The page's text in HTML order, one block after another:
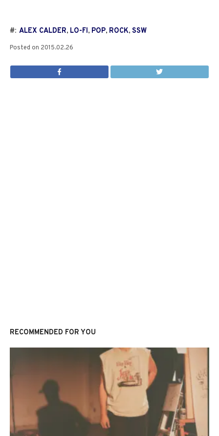
#: ALEX CALDER, LO-FI, POP, ROCK, SSW
Posted on 2015.02.26
RECOMMENDED FOR YOU